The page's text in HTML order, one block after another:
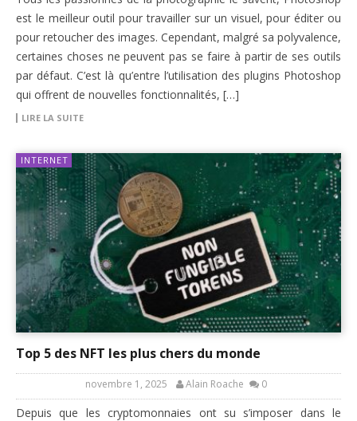
est le meilleur outil pour travailler sur un visuel, pour éditer ou
pour retoucher des images. Cependant, malgré sa polyvalence,
certaines choses ne peuvent pas se faire à partir de ses outils
par défaut. C’est là qu’entre l’utilisation des plugins Photoshop
qui offrent de nouvelles fonctionnalités, […]
LIRE LA SUITE
INTERNET
Top 5 des NFT les plus chers du monde
novembre 1, 2025 Alain Roache 0
Depuis que les cryptomonnaies ont su s’imposer dans le